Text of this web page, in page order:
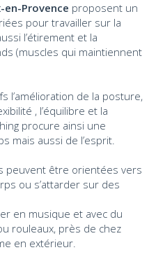
en-Provence proposent un
pour travailler sur la
l’étirement et la
(muscles qui maintiennent
l’amélioration de la posture,
, l’équilibre et la
procure ainsi une
mais aussi de l’esprit.
peuvent être orientées vers
ou s’attarder sur des
en musique et avec du
rouleaux, près de chez
en extérieur.